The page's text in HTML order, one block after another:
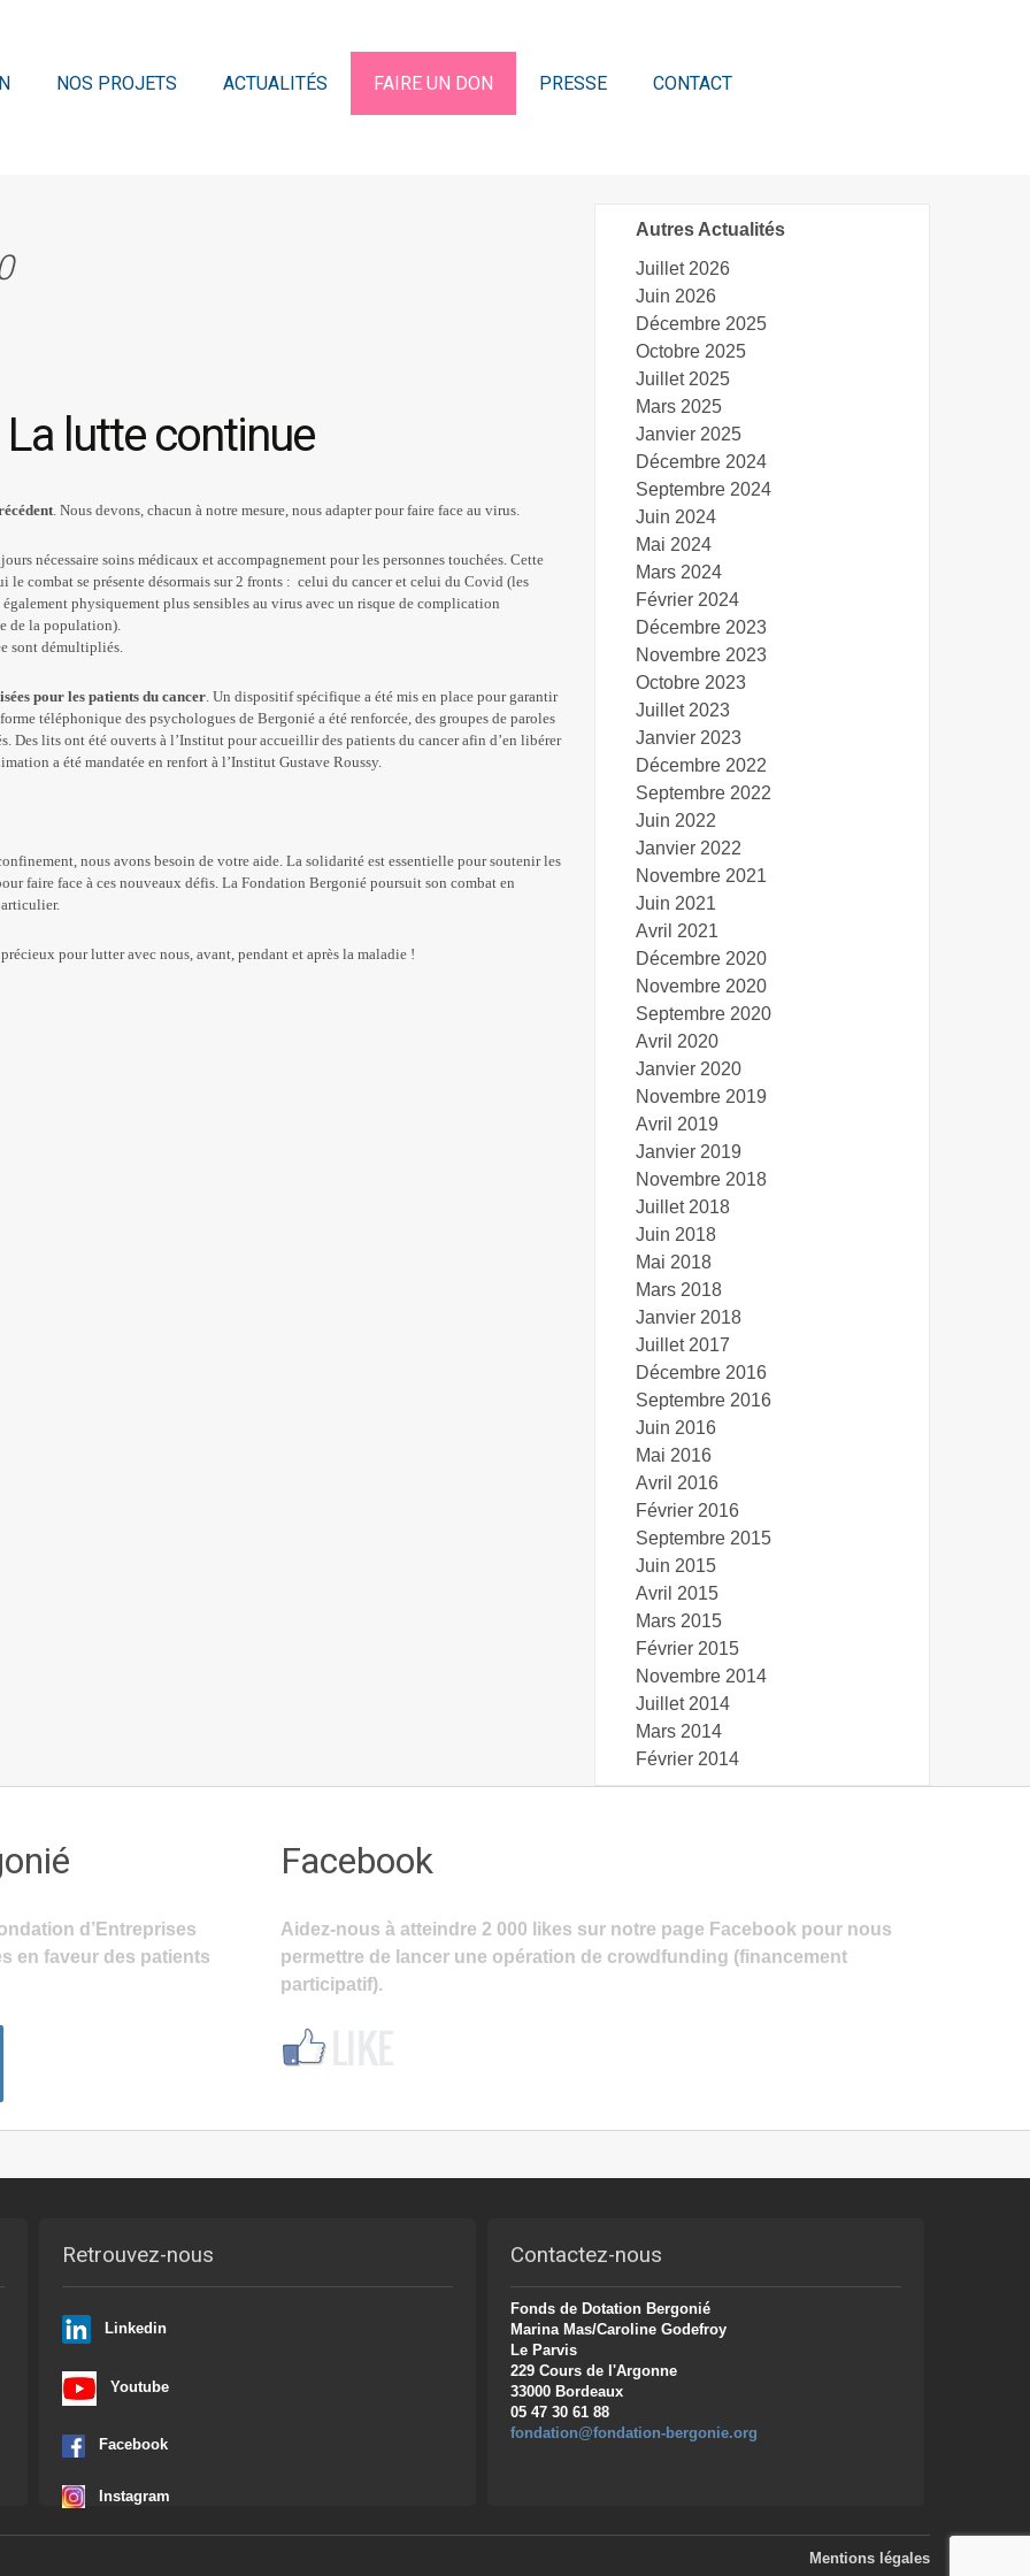
NOS PROJETS ACTUALITÉS FAIRE UN DON PRESSE CONTACT
La lutte continue
. Nous devons, chacun à notre mesure, nous adapter pour faire face au virus.
nécessaire soins médicaux et accompagnement pour les personnes touchées. Cette
le combat se présente désormais sur 2 fronts : celui du cancer et celui du Covid (les
physiquement plus sensibles au virus avec un risque de complication
de la population).
sont démultipliés.
pour les patients du cancer. Un dispositif spécifique a été mis en place pour garantir
téléphonique des psychologues de Bergonié a été renforcée, des groupes de paroles
Des lits ont été ouverts à l’Institut pour accueillir des patients du cancer afin d’en libérer
a été mandatée en renfort à l’Institut Gustave Roussy.
nous avons besoin de votre aide. La solidarité est essentielle pour soutenir les
faire face à ces nouveaux défis. La Fondation Bergonié poursuit son combat en
pour lutter avec nous, avant, pendant et après la maladie !
Autres Actualités
Juillet 2026
Juin 2026
Décembre 2025
Octobre 2025
Juillet 2025
Mars 2025
Janvier 2025
Décembre 2024
Septembre 2024
Juin 2024
Mai 2024
Mars 2024
Février 2024
Décembre 2023
Novembre 2023
Octobre 2023
Juillet 2023
Janvier 2023
Décembre 2022
Septembre 2022
Juin 2022
Janvier 2022
Novembre 2021
Juin 2021
Avril 2021
Décembre 2020
Novembre 2020
Septembre 2020
Avril 2020
Janvier 2020
Novembre 2019
Avril 2019
Janvier 2019
Novembre 2018
Juillet 2018
Juin 2018
Mai 2018
Mars 2018
Janvier 2018
Juillet 2017
Décembre 2016
Septembre 2016
Juin 2016
Mai 2016
Avril 2016
Février 2016
Septembre 2015
Juin 2015
Avril 2015
Mars 2015
Février 2015
Novembre 2014
Juillet 2014
Mars 2014
Février 2014
d’Entreprises
en faveur des patients
Facebook
Aidez-nous à atteindre 2 000 likes sur notre page Facebook pour nous
permettre de lancer une opération de crowdfunding (financement
participatif).
Retrouvez-nous
Linkedin
Youtube
Facebook
Instagram
Contactez-nous
Fonds de Dotation Bergonié
Marina Mas/Caroline Godefroy
Le Parvis
229 Cours de l'Argonne
33000 Bordeaux
05 47 30 61 88
fondation@fondation-bergonie.org
Mentions légales